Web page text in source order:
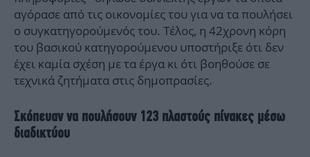
αγόρασε από τις οικονομίες του για να τα πουλήσει
ο συγκατηγορούμενός του. Τέλος, η 42χρονη κόρη
του βασικού κατηγορούμενου υποστήριξε ότι δεν
έχει καμία σχέση με τα έργα κι ότι βοηθούσε σε
τεχνικά ζητήματα στις δημοπρασίες.
Σκόπευαν να πουλήσουν 123 πλαστούς πίνακες μέσω
διαδικτύου